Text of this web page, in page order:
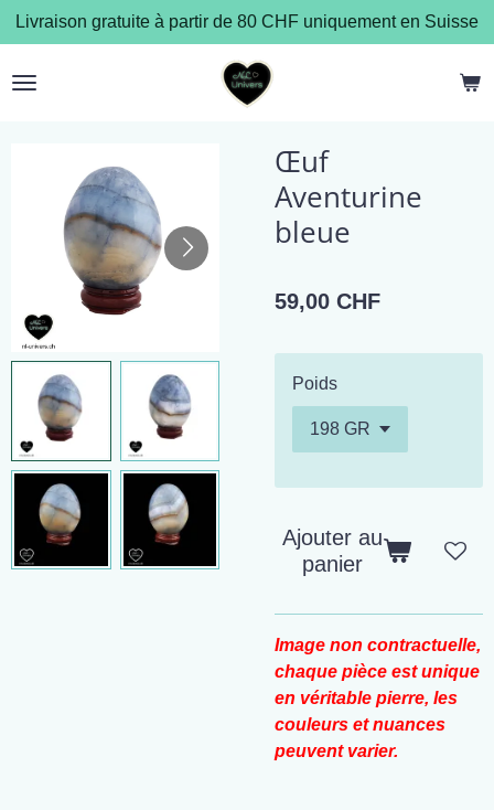
Passer
au
contenu
Livraison gratuite à partir de 80 CHF uniquement en Suisse
Œuf
Aventurine
bleue
59,00 CHF
Poids
Ajouter au
panier
Image non contractuelle,
chaque pièce est unique
en véritable pierre, les
couleurs et nuances
peuvent varier.